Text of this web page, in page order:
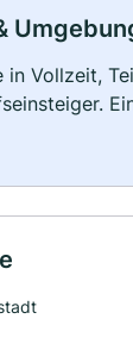
in Vollzeit,